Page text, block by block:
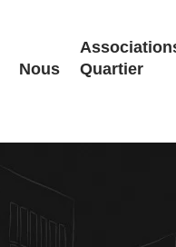
Nous
Quartier